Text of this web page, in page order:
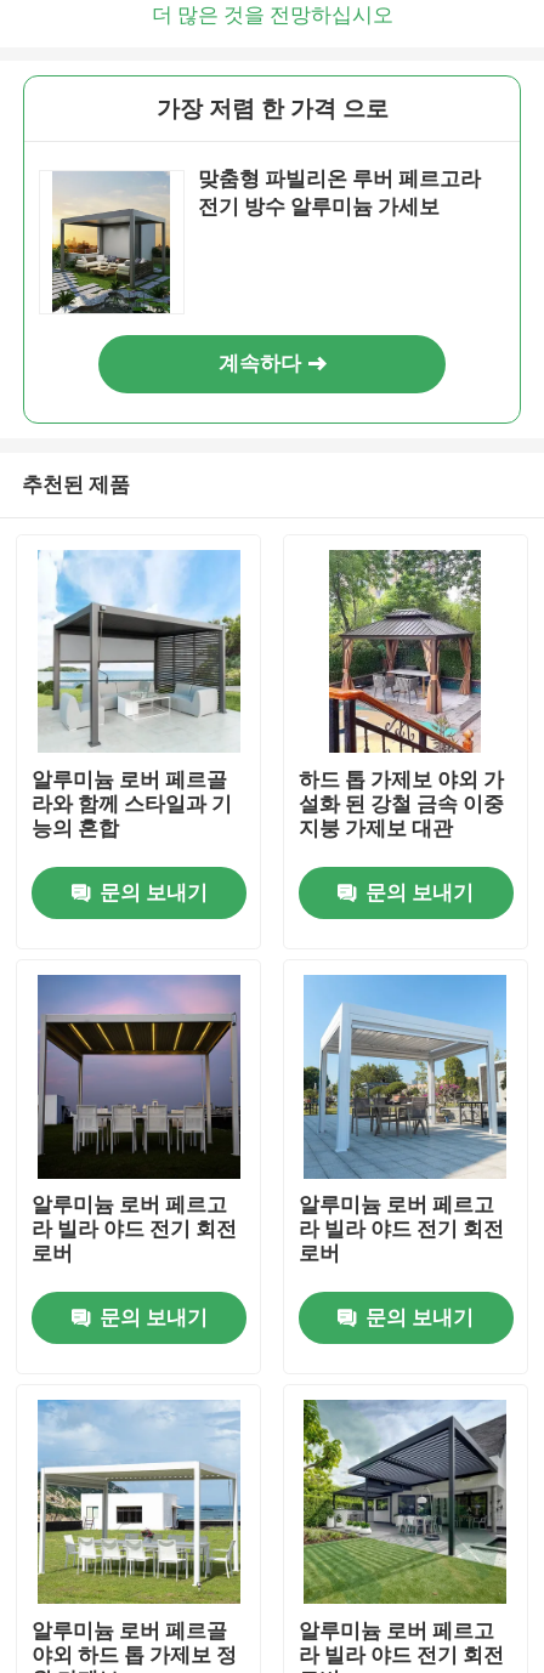
제품
우리에 대하여
공장 여행
뉴스
인용문을 요구하세요
알루미늄 옥외테라스 담쟁이 등으로 덮인 정자
알루미늄 지붕창 담쟁이 등으로 덮인 정자
더 많은 것을 전망하십시오
가장 저렴 한 가격 으로
맞춤형 파빌리온 루버 페르고라
전기 방수 알루미늄 가세보
계속하다
추천된 제품
알루미늄 로버 페르골
라와 함께 스타일과 기
능의 혼합
문의 보내기
하드 톱 가제보 야외 가
설화 된 강철 금속 이중
지붕 가제보 대관
문의 보내기
알루미늄 로버 페르고
라 빌라 야드 전기 회전
로버
문의 보내기
알루미늄 로버 페르고
라 빌라 야드 전기 회전
로버
문의 보내기
알루미늄 로버 페르골
야외 하드 톱 가제보 정
알루미늄 로버 페르고
라 빌라 야드 전기 회전